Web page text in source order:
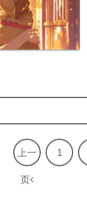
上一
页
1